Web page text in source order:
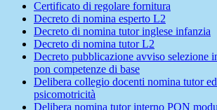
Certificato di regolare fornitura
Decreto di nomina esperto L2
Decreto di nomina tutor inglese infanzia
Decreto di nomina tutor L2
Decreto pubblicazione avviso selezione
pon competenze di base
Delibera collegio docenti nomina tutor
psicomotricità
Delibera nomina tutor interno PON